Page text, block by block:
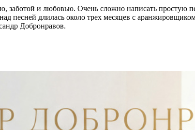
заботой и любовью. Очень сложно написать
песней длилась около трех месяцев с
Добронравов.